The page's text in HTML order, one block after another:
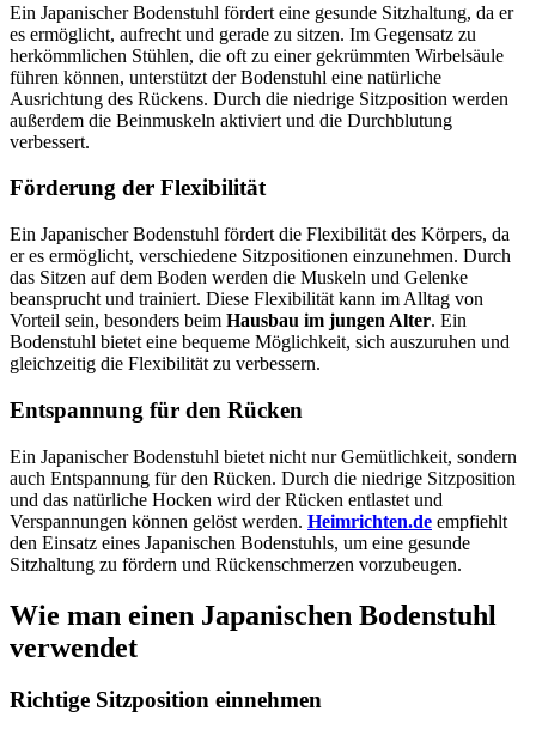
Ein Japanischer Bodenstuhl fördert eine gesunde Sitzhaltung, da er
es ermöglicht, aufrecht und gerade zu sitzen. Im Gegensatz zu
herkömmlichen Stühlen, die oft zu einer gekrümmten Wirbelsäule
führen können, unterstützt der Bodenstuhl eine natürliche
Ausrichtung des Rückens. Durch die niedrige Sitzposition werden
außerdem die Beinmuskeln aktiviert und die Durchblutung
verbessert.
Förderung der Flexibilität
Ein Japanischer Bodenstuhl fördert die Flexibilität des Körpers, da
er es ermöglicht, verschiedene Sitzpositionen einzunehmen. Durch
das Sitzen auf dem Boden werden die Muskeln und Gelenke
beansprucht und trainiert. Diese Flexibilität kann im Alltag von
Vorteil sein, besonders beim Hausbau im jungen Alter. Ein
Bodenstuhl bietet eine bequeme Möglichkeit, sich auszuruhen und
gleichzeitig die Flexibilität zu verbessern.
Entspannung für den Rücken
Ein Japanischer Bodenstuhl bietet nicht nur Gemütlichkeit, sondern
auch Entspannung für den Rücken. Durch die niedrige Sitzposition
und das natürliche Hocken wird der Rücken entlastet und
Verspannungen können gelöst werden. Heimrichten.de empfiehlt
den Einsatz eines Japanischen Bodenstuhls, um eine gesunde
Sitzhaltung zu fördern und Rückenschmerzen vorzubeugen.
Wie man einen Japanischen Bodenstuhl
verwendet
Richtige Sitzposition einnehmen